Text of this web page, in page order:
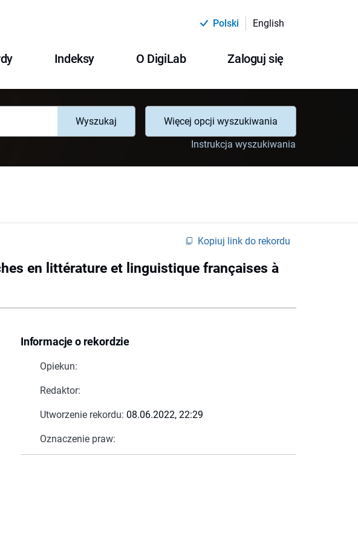
Polski English
Indeksy O DigiLab Zaloguj się
Wyszukaj
Więcej opcji wyszukiwania
Instrukcja wyszukiwania
Kopiuj link do rekordu
en littérature et linguistique françaises à
Informacje o rekordzie
Opiekun:
Redaktor:
Utworzenie rekordu: 08.06.2022, 22:29
Oznaczenie praw: